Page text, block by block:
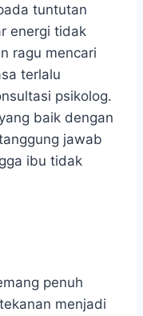
tuntutan
energi tidak
ragu mencari
terlalu
psikolog.
baik dengan
jawab
ibu tidak
penuh
menjadi